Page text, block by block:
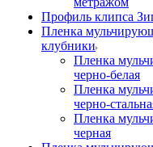
Профиль клипса
Пленка
клубники
Пленка
черно-белая
Пленка
черно-
Пленка
черная